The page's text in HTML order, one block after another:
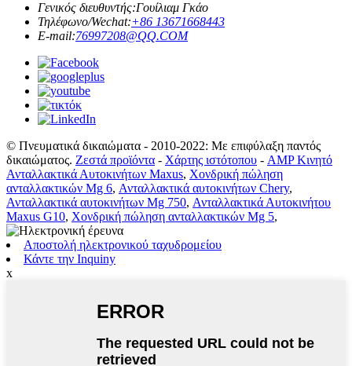
Γενικός διευθυντής:Γουίλιαμ Γκάο
Τηλέφωνο/Wechat:+86 13671668443
E-mail:76997208@QQ.COM
© Πνευματικά δικαιώματα - 2010-2022: Με επιφύλαξη παντός
δικαιώματος. Ζεστά προϊόντα - Χάρτης ιστότοπου - AMP Κινητό
Ανταλλακτικά Αυτοκινήτων Maxus, Χονδρική πώληση
ανταλλακτικών Mg 6, Ανταλλακτικά αυτοκινήτων Chery,
Ανταλλακτικά αυτοκινήτων Mg 750, Ανταλλακτικά Αυτοκινήτου
Maxus G10, Χονδρική πώληση ανταλλακτικών Mg 5,
Αποστολή ηλεκτρονικού ταχυδρομείου
Κάντε την Inquiny
x